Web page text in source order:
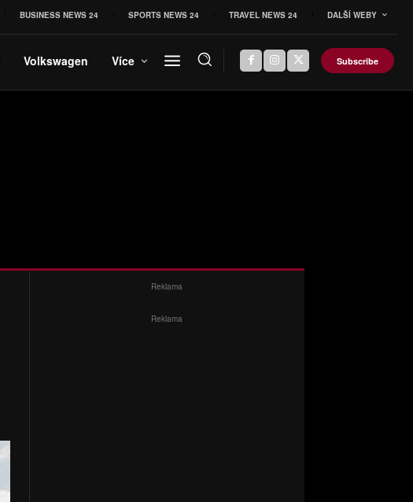
BUSINESS NEWS 24 SPORTS NEWS 24 TRAVEL NEWS 24 DALŠÍ WEBY
Volkswagen Více Subscribe
Reklama
Reklama